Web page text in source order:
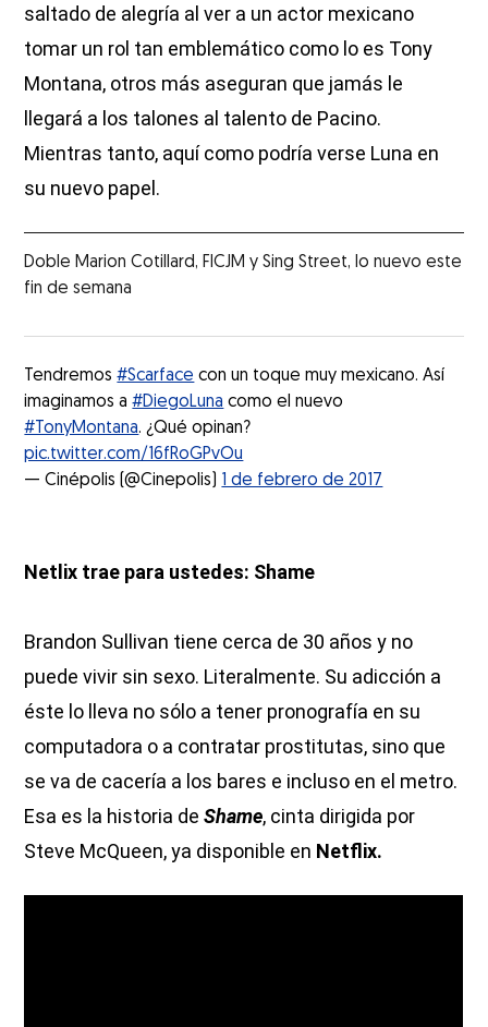
saltado de alegría al ver a un actor mexicano
tomar un rol tan emblemático como lo es Tony
Montana, otros más aseguran que jamás le
llegará a los talones al talento de Pacino.
Mientras tanto, aquí como podría verse Luna en
su nuevo papel.
Doble Marion Cotillard, FICJM y Sing Street, lo nuevo este
fin de semana
Tendremos#Scarface con un toque muy mexicano. Así
imaginamos a#DiegoLuna como el nuevo
#TonyMontana. ¿Qué opinan?
pic.twitter.com/16fRoGPvOu
— Cinépolis (@Cinepolis)
1 de febrero de 2017
Netlix trae para ustedes: Shame
Brandon Sullivan tiene cerca de 30 años y no
puede vivir sin sexo. Literalmente. Su adicción a
éste lo lleva no sólo a tener pronografía en su
computadora o a contratar prostitutas, sino que
se va de cacería a los bares e incluso en el metro.
Esa es la historia deShame, cinta dirigida por
Steve McQueen, ya disponible en Netflix.